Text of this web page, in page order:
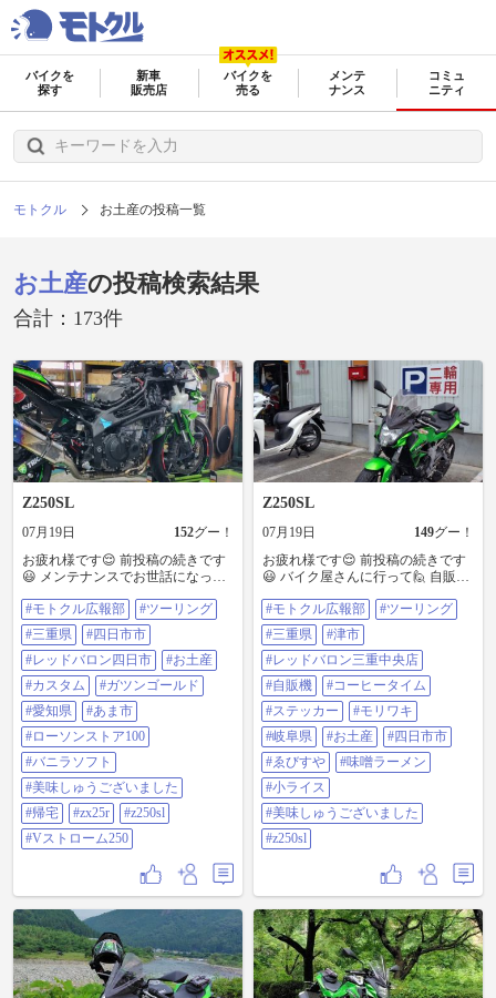
バイクを
探す
新車
販売店
バイクを
売る
メンテ
ナンス
コミュ
ニティ
モトクル お土産の投稿一覧
お土産の投稿検索結果
合計：173件
Z250SL
07月19日 152グー！
お疲れ様です😌 前投稿の続きです
😃 メンテナンスでお世話になって
た🙋 お土産を渡して😁 ニンジャく
んのカスタムパーツ取り付けの進
行状況を確認しました😊 ガツンゴ
ールドを飲んでから出発して😆 地
元まで戻って少し休憩してから🙋
帰宅しました🙇 ＃モトクル広報部
＃ツーリング ＃三重県 ＃四日市市
＃レッドバロン四日市 ＃お土産 ＃
カスタム ＃ガツンゴールド ＃愛知
県 ＃あま市 ＃ローソンストア100
＃バニラソフト ＃美味しゅうござ
いました ＃帰宅 ＃zx25r ＃z250sl ＃
Vストローム250
#モトクル広報部
#ツーリング
#三重県
#四日市市
#レッドバロン四日市
#お土産
#カスタム
#ガツンゴールド
#愛知県
#あま市
#ローソンストア100
#バニラソフト
#美味しゅうございました
#帰宅
#zx25r
#z250sl
#Vストローム250
Z250SL
07月19日 149グー！
お疲れ様です😌 前投稿の続きです
😃 バイク屋さんに行って🙋 自販機
ッカーを頂き、お土産を渡してか
ら出発しました😊 次に、お昼ご飯
を食べる為に😆 四日市市に戻りま
した😂 ＃モトクル広報部 ＃ツーリ
ング ＃三重県 ＃津市 ＃レッドバロ
ン三重中央店 ＃自販機 ＃コーヒー
タイム ＃ステッカー ＃モリワキ ＃
岐阜県 ＃お土産 ＃四日市市 ＃ゑび
すや ＃味噌ラーメン ＃小ライス ＃
美味しゅうございました ＃z250sl
#モトクル広報部
#ツーリング
#三重県
#津市
#レッドバロン三重中央店
#自販機
#コーヒータイム
#ステッカー
#モリワキ
#岐阜県
#お土産
#四日市市
#ゑびすや
#味噌ラーメン
#小ライス
#美味しゅうございました
#z250sl